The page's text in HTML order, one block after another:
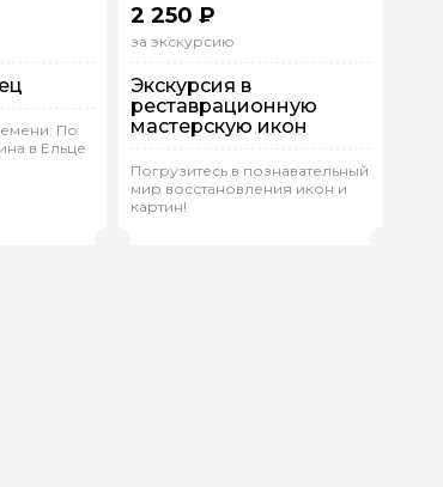
По
в Ельце
2 250 ₽
за экскурсию
Экскурсия в
реставрационную
мастерскую икон
Погрузитесь в познавательный
мир восстановления икон и
картин!
Индивидуальная
В помещении
гиду